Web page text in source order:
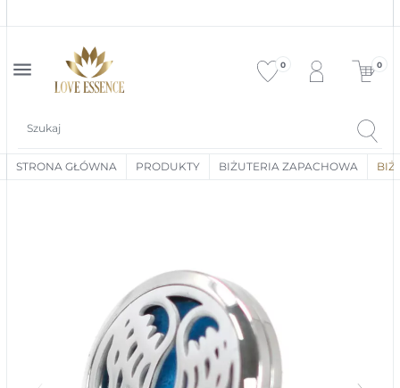
menu 0 0
STRONA GŁÓWNA PRODUKTY BIŻUTERIA ZAPACHOWA